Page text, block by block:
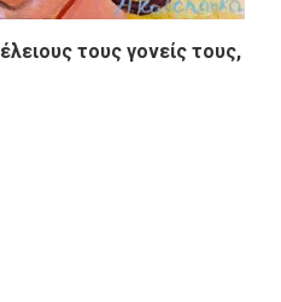
τους γονείς τους,